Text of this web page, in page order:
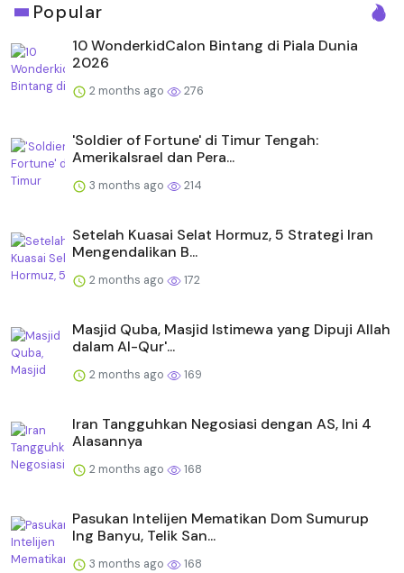
Popular
10 WonderkidCalon Bintang di Piala Dunia
2026
2 months ago 276
'Soldier of Fortune' di Timur Tengah:
AmerikaIsrael dan Pera...
3 months ago 214
Setelah Kuasai Selat Hormuz, 5 Strategi Iran
Mengendalikan B...
2 months ago 172
Masjid Quba, Masjid Istimewa yang Dipuji Allah
dalam Al-Qur'...
2 months ago 169
Iran Tangguhkan Negosiasi dengan AS, Ini 4
Alasannya
2 months ago 168
Pasukan Intelijen Mematikan Dom Sumurup
Ing Banyu, Telik San...
3 months ago 168